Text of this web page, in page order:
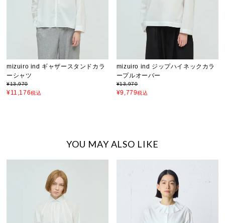
mizuiro ind ギャザースタンドカラ
ーシャツ
¥13,970
¥11,176税込
mizuiro ind ジップハイネックカラ
ープルオーバー
¥13,970
¥9,779税込
YOU MAY ALSO LIKE